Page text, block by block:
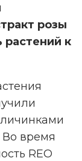
розы
растений к
время
REO